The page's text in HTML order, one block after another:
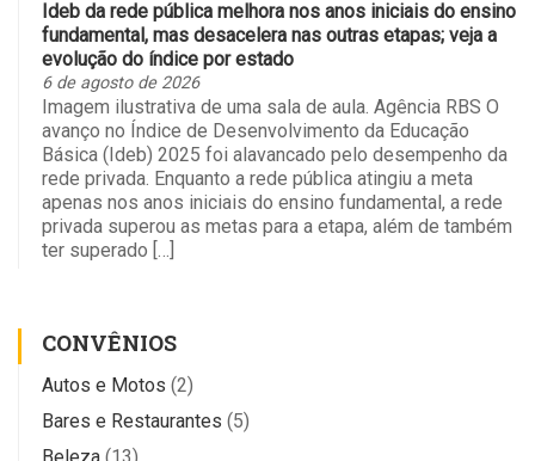
Ideb da rede pública melhora nos anos iniciais do ensino
fundamental, mas desacelera nas outras etapas; veja a
evolução do índice por estado
6 de agosto de 2026
Imagem ilustrativa de uma sala de aula. Agência RBS O
avanço no Índice de Desenvolvimento da Educação
Básica (Ideb) 2025 foi alavancado pelo desempenho da
rede privada. Enquanto a rede pública atingiu a meta
apenas nos anos iniciais do ensino fundamental, a rede
privada superou as metas para a etapa, além de também
ter superado […]
CONVÊNIOS
Autos e Motos (2)
Bares e Restaurantes (5)